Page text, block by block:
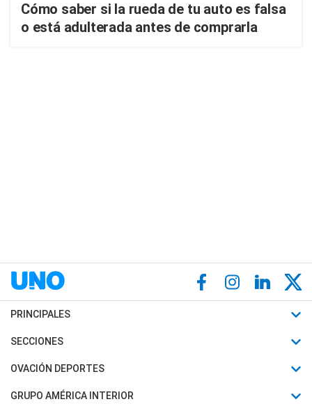
Cómo saber si la rueda de tu auto es falsa
o está adulterada antes de comprarla
PRINCIPALES
Últimas Noticias
Política
SECCIONES
Horóscopo
Motores
OVACIÓN DEPORTES
Fútbol
GRUPO AMÉRICA INTERIOR